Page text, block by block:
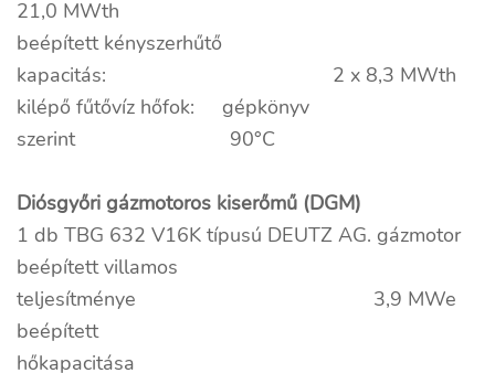
21,0 MWth
beépített kényszerhűtő
kapacitás: 2 x 8,3 MWth
kilépő fűtővíz hőfok: gépkönyv
szerint 90°C
Diósgyőri gázmotoros kiserőmű (DGM)
1 db TBG 632 V16K típusú DEUTZ AG. gázmotor
beépített villamos
teljesítménye 3,9 MWe
beépített
hőkapacitása